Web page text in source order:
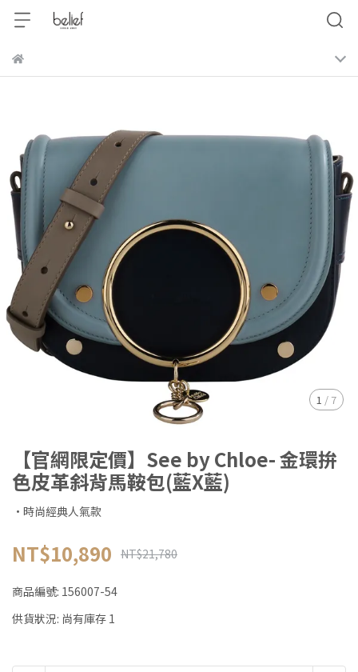
1 / 7
【官網限定價】See by Chloe- 金環拚
色皮革斜背馬鞍包(藍X藍)
·時尚經典人氣款
NT$10,890 NT$21,780
商品編號: 156007-54
供貨狀況: 尚有庫存 1